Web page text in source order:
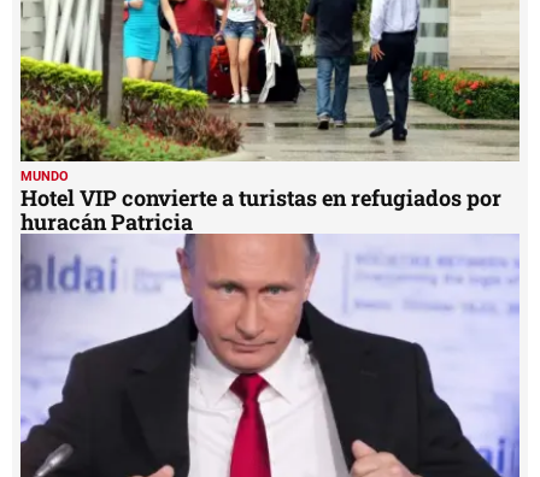
MUNDO
Hotel VIP convierte a turistas en refugiados por
huracán Patricia